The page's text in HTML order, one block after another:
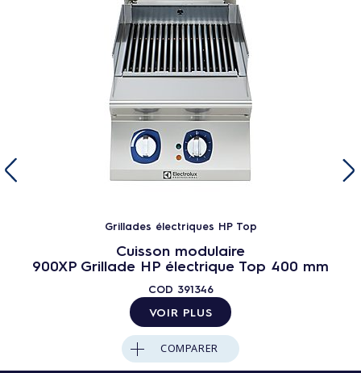
Grillades électriques HP Top
Cuisson modulaire
900XP Grillade HP électrique Top 400 mm
COD 391346
VOIR PLUS
COMPARER